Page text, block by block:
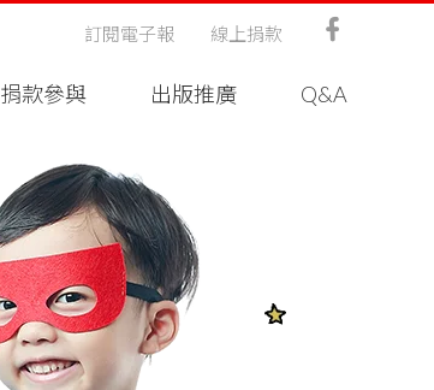
捐款參與 出版推廣 Q&A
訂閱電子報 線上捐款